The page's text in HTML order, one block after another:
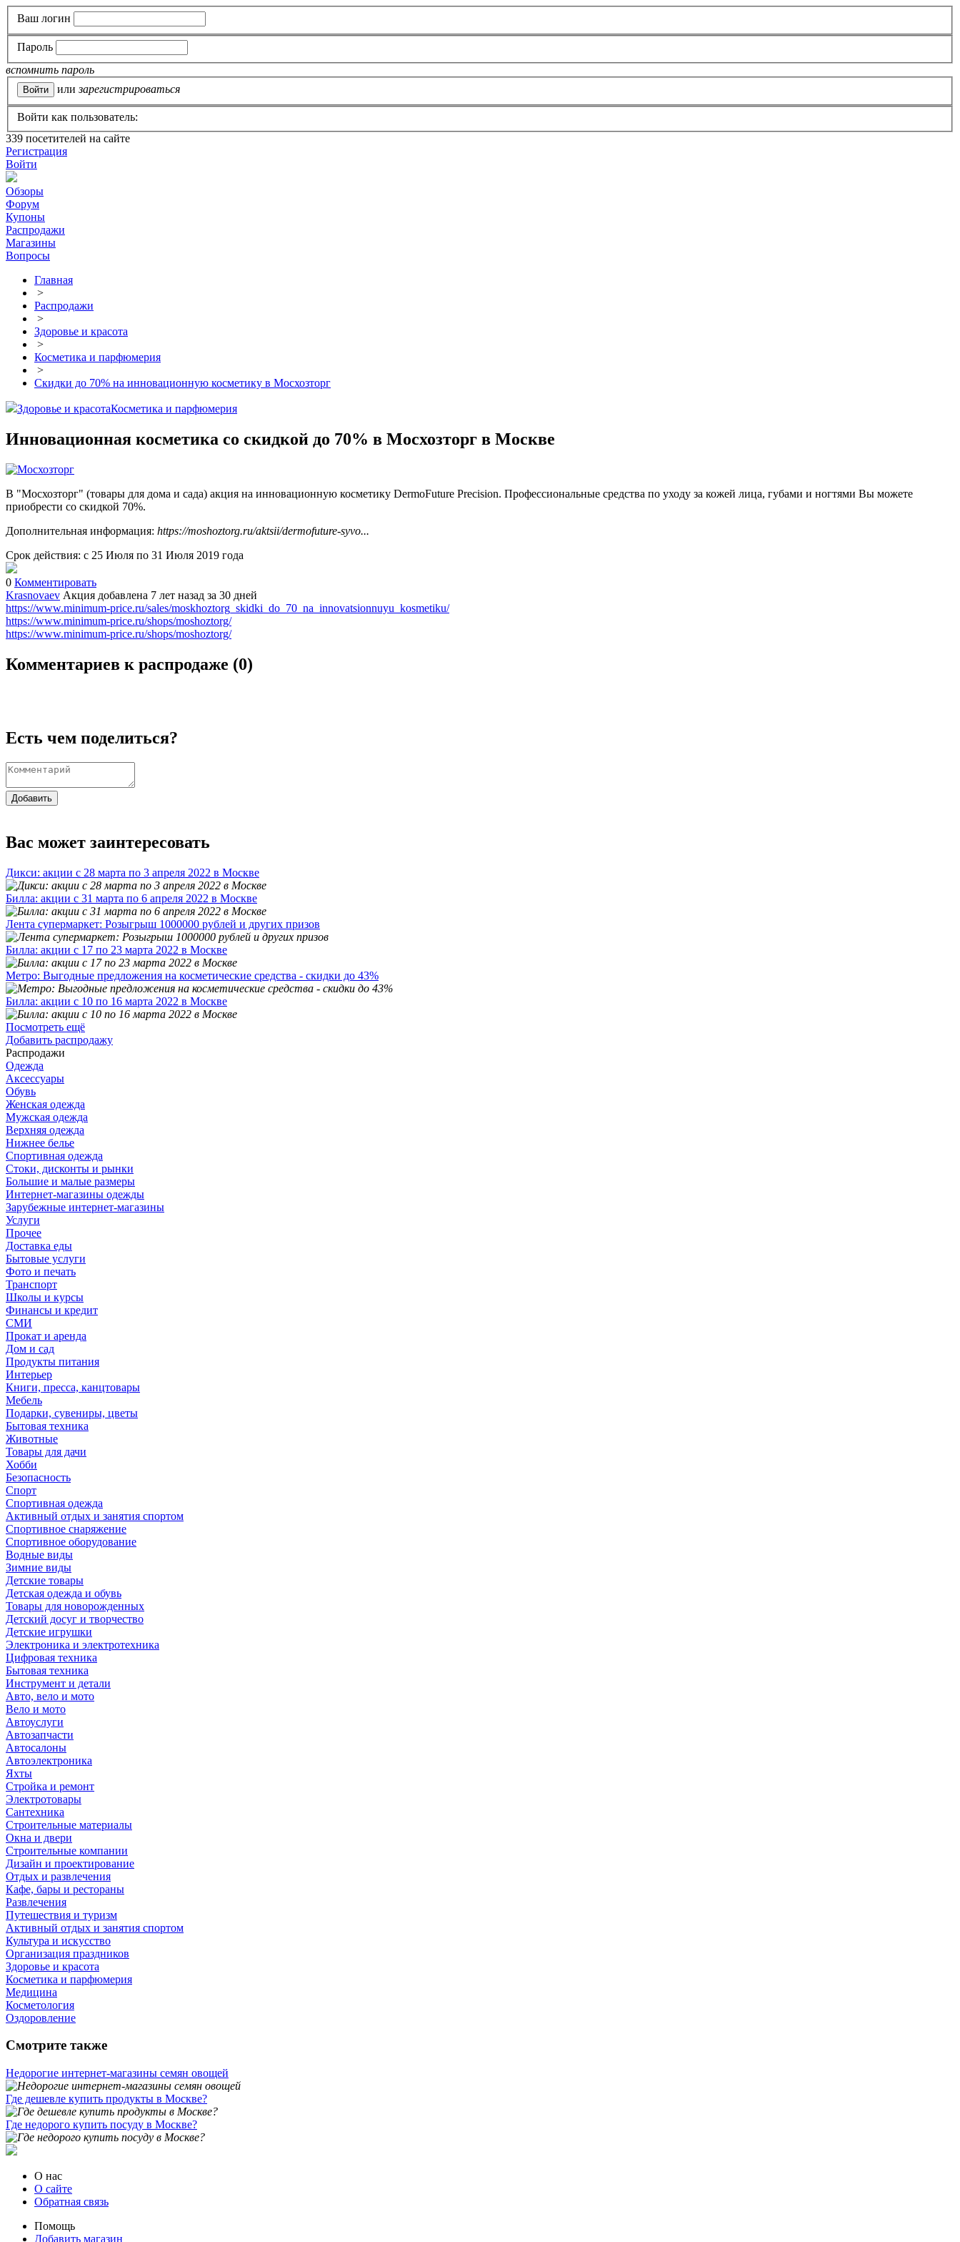
Ваш логин
Пароль
вспомнить пароль
или зарегистрироваться
Войти как пользователь:
339 посетителей на сайте
Регистрация
Войти
Обзоры
Форум
Купоны
Распродажи
Магазины
Вопросы
Главная
>
Распродажи
>
Здоровье и красота
>
Косметика и парфюмерия
>
Скидки до 70% на инновационную косметику в Мосхозторг
Здоровье и красотаКосметика и парфюмерия
Инновационная косметика со скидкой до 70% в Мосхозторг в Москве
В "Мосхозторг" (товары для дома и сада) акция на инновационную косметику DermoFuture Precision. Профессиональные средства по уходу за кожей лица, губами и ногтями Вы можете
приобрести со скидкой 70%.
Дополнительная информация: https://moshoztorg.ru/aktsii/dermofuture-syvo...
Срок действия: с 25 Июля по 31 Июля 2019 года
0 Комментировать
Krasnovaev Акция добавлена 7 лет назад за 30 дней
https://www.minimum-price.ru/sales/moskhoztorg_skidki_do_70_na_innovatsionnuyu_kosmetiku/
https://www.minimum-price.ru/shops/moshoztorg/
https://www.minimum-price.ru/shops/moshoztorg/
Комментариев к распродаже (0)
Есть чем поделиться?
Добавить
Вас может заинтересовать
Дикси: акции с 28 марта по 3 апреля 2022 в Москве
Билла: акции с 31 марта по 6 апреля 2022 в Москве
Лента супермаркет: Розыгрыш 1000000 рублей и других призов
Билла: акции с 17 по 23 марта 2022 в Москве
Метро: Выгодные предложения на косметические средства - скидки до 43%
Билла: акции с 10 по 16 марта 2022 в Москве
Посмотреть ещё
Добавить распродажу
Распродажи
Одежда
Аксессуары
Обувь
Женская одежда
Мужская одежда
Верхняя одежда
Нижнее белье
Спортивная одежда
Стоки, дисконты и рынки
Большие и малые размеры
Интернет-магазины одежды
Зарубежные интернет-магазины
Услуги
Прочее
Доставка еды
Бытовые услуги
Фото и печать
Транспорт
Школы и курсы
Финансы и кредит
СМИ
Прокат и аренда
Дом и сад
Продукты питания
Интерьер
Книги, пресса, канцтовары
Мебель
Подарки, сувениры, цветы
Бытовая техника
Животные
Товары для дачи
Хобби
Безопасность
Спорт
Спортивная одежда
Активный отдых и занятия спортом
Спортивное снаряжение
Спортивное оборудование
Водные виды
Зимние виды
Детские товары
Детская одежда и обувь
Товары для новорожденных
Детский досуг и творчество
Детские игрушки
Электроника и электротехника
Цифровая техника
Бытовая техника
Инструмент и детали
Авто, вело и мото
Вело и мото
Автоуслуги
Автозапчасти
Автосалоны
Автоэлектроника
Яхты
Стройка и ремонт
Электротовары
Сантехника
Строительные материалы
Окна и двери
Строительные компании
Дизайн и проектирование
Отдых и развлечения
Кафе, бары и рестораны
Развлечения
Путешествия и туризм
Активный отдых и занятия спортом
Культура и искусство
Организация праздников
Здоровье и красота
Косметика и парфюмерия
Медицина
Косметология
Оздоровление
Смотрите также
Недорогие интернет-магазины семян овощей
Где дешевле купить продукты в Москве?
Где недорого купить посуду в Москве?
О нас
О сайте
Обратная связь
Помощь
Добавить магазин